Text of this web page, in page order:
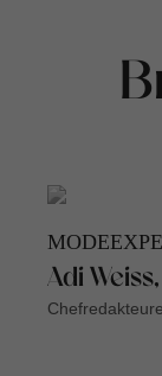
Adi